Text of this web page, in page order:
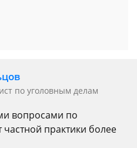
по уголовным делам
вопросами по
практики более